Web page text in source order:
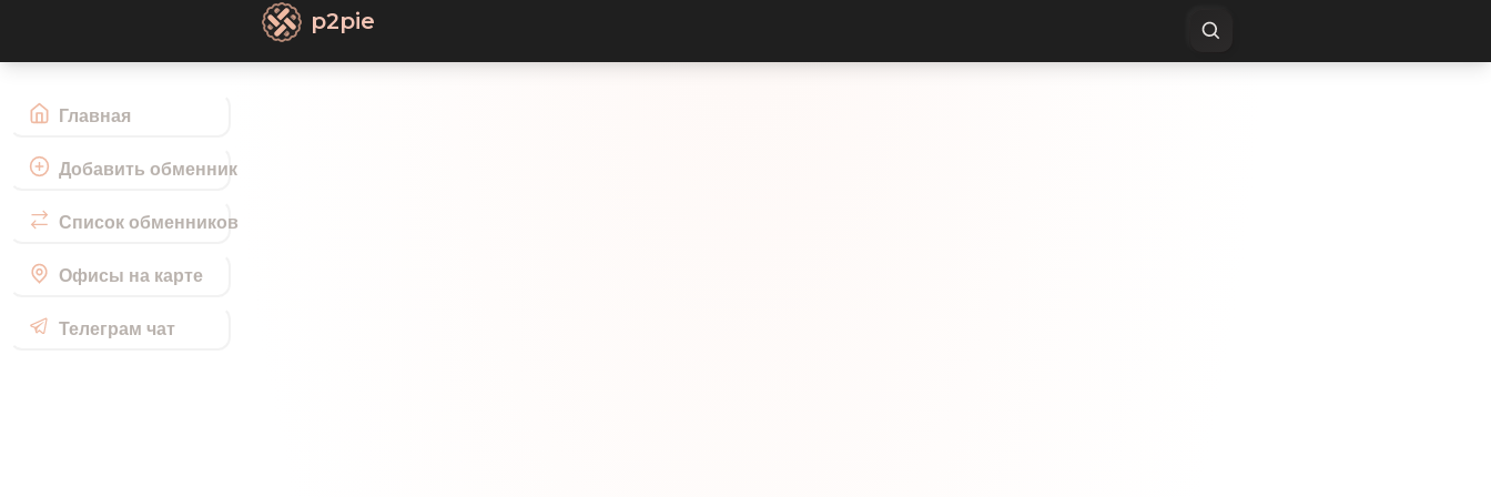
Главная
Добавить обменник
Список обменников
Офисы на карте
Телеграм чат
p2pie